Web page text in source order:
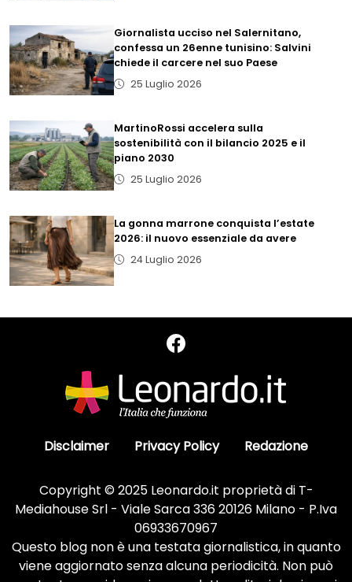
Giornalista ucciso nel Salernitano,
confessa un 26enne tunisino: Salvini
chiede il carcere nel suo Paese
25 Luglio 2026
MartinoRossi accelera sulla
sostenibilità con il bilancio 2025 e il
piano 2030
25 Luglio 2026
La gonna marrone conquista l’estate
2026: il nuovo essenziale da avere
24 Luglio 2026
Disclaimer Privacy Policy Redazione
Copyright © 2025 Leonardo.it proprietà di T-
Mediahouse Srl - Viale Sarca 336 20126 Milano - P.Iva
06933670967
Questo blog non è una testata giornalistica, in quanto
viene aggiornato senza alcuna periodicità. Non può